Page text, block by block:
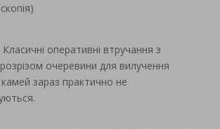
оперативні втручання з
очеревини для вилучення
зараз практично не